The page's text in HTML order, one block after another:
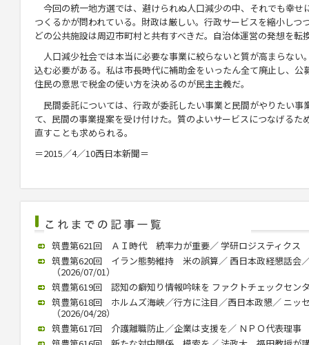
今回の統一地方選では、避けられぬ人口減少の中、それでも幸せ
つくるかが問われている。財政は厳しい。行政サービスを縮小しつ
どの公共施設は周辺市町村と共有すべきだ。自治体運営の発想を転
人口減少社会では本当に必要な事業に絞らないと質が高まらない
込む必要がある。私は市長時代に補助金をいったん全て廃止し、
住民の意思で税金の使い方を決めるのが民主主義だ。
民間委託については、行政が委託したい事業と民間がやりたい事
て、民間の事業提案を受け付けた。質のよいサービスにつなげる
直すことも求められる。
＝2015／4／10西日本新聞＝
筑豊第621回 ＡＩ時代 統率力が重要／ 学研ロジスティクス
筑豊第620回 イラン態勢維持 米の誤算／ 西日本政経懇話会
（2026/07/01）
筑豊第619回 認知の癖知り情報吟味を ファクトチェックセ
筑豊第618回 ホルムズ海峡／行方に注目／西日本政懇／ ニッ
（2026/04/28）
筑豊第617回 介護離職防止／企業は支援を／ ＮＰＯ代表理